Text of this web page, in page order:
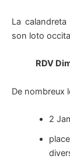
La
son loto
RDV
De nombreux
2